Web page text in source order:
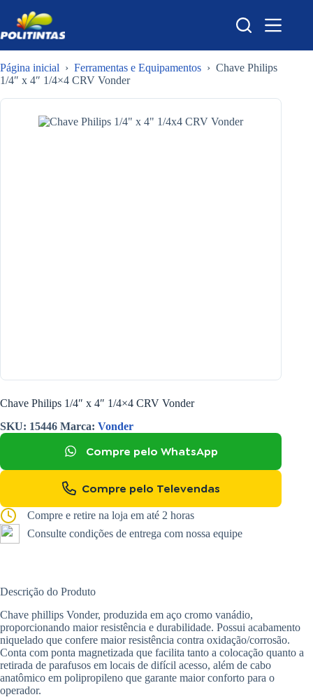
para
o
conteúdo
Página inicial › Ferramentas e Equipamentos › Chave Philips
1/4″ x 4″ 1/4×4 CRV Vonder
Chave Philips 1/4″ x 4″ 1/4×4 CRV Vonder
SKU: 15446 Marca: Vonder
Compre pelo WhatsApp
Compre pelo Televendas
Compre e retire na loja em até 2 horas
Consulte condições de entrega com nossa equipe
Descrição do Produto
Chave phillips Vonder, produzida em aço cromo vanádio,
proporcionando maior resistência e durabilidade. Possui acabamento
niquelado que confere maior resistência contra oxidação/corrosão.
Conta com ponta magnetizada que facilita tanto a colocação quanto a
retirada de parafusos em locais de difícil acesso, além de cabo
anatômico em polipropileno que garante maior conforto para o
operador.